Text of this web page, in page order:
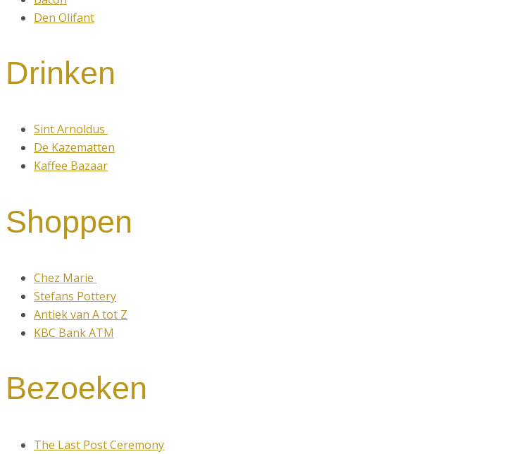
Den Olifant
Drinken
Sint Arnoldus
De Kazematten
Kaffee Bazaar
Shoppen
Chez Marie
Stefans Pottery
Antiek van A tot Z
KBC Bank ATM
Bezoeken
The Last Post Ceremony